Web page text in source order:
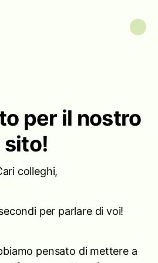
per il nostro
sito!
colleghi,
per parlare di voi!
pensato di mettere a